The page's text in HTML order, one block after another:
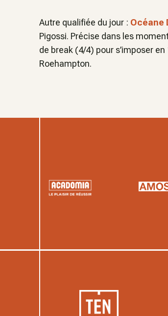
Autre qualifiée du jour : Océane
Pigossi. Précise dans les
de break (4/4) pour s’imposer
Roehampton.